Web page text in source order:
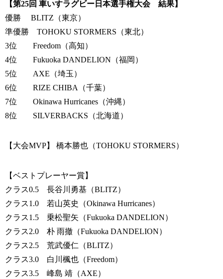
【第25回 車いすラグビー日本選手権大会 結果】
優勝 BLITZ（東京）
準優勝 TOHOKU STORMERS（東北）
3位 Freedom（高知）
4位 Fukuoka DANDELION（福岡）
5位 AXE（埼玉）
6位 RIZE CHIBA（千葉）
7位 Okinawa Hurricanes（沖縄）
8位 SILVERBACKS（北海道）
【大会MVP】 橋本勝也（TOHOKU STORMERS）
【ベストプレーヤー賞】
クラス0.5 長谷川勇基（BLITZ）
クラス1.0 若山英史（Okinawa Hurricanes）
クラス1.5 乗松聖矢（Fukuoka DANDELION）
クラス2.0 朴 雨撤（Fukuoka DANDELION）
クラス2.5 荒武優仁（BLITZ）
クラス3.0 白川楓也（Freedom）
クラス3.5 峰島 靖（AXE）